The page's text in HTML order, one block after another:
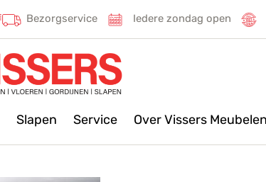
Bezorgservice Iedere zondag open
Slapen Service Over Vissers Meubelen